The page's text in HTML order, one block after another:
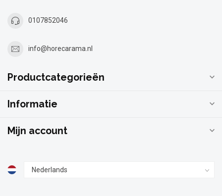
0107852046
info@horecarama.nl
Productcategorieën
Informatie
Mijn account